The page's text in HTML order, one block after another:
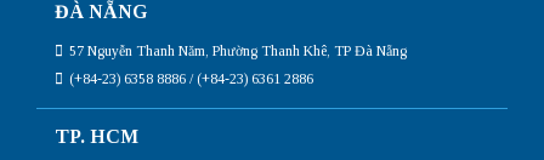
ĐÀ NẴNG
57 Nguyễn Thanh Năm, Phường Thanh Khê, TP Đà Nẵng
(+84-23) 6358 8886 / (+84-23) 6361 2886
TP. HCM